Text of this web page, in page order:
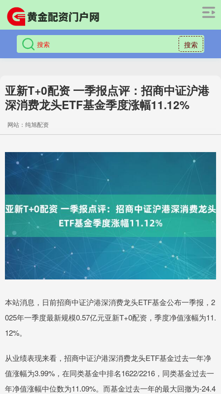
搜索
亚新T+0配资 一季报点评：招商中证沪港
深消费龙头ETF基金季度涨幅11.12%
网站：纯旭配资
本站消息，日前招商中证沪港深消费龙头ETF基金公布一季报，2
025年一季度最新规模0.57亿元亚新T+0配资，季度净值涨幅为11.
12%。
从业绩表现来看，招商中证沪港深消费龙头ETF基金过去一年净
值涨幅为3.99%，在同类基金中排名1622/2216，同类基金过去一
年净值涨幅中位数为11.09%。而基金过去一年的最大回撤为-24.4